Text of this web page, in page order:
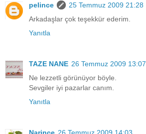
pelince
25 Temmuz 2009 21:28
Arkadaşlar çok teşekkür ederim.
Yanıtla
TAZE NANE 26 Temmuz 2009 13:07
Ne lezzetli görünüyor böyle.
Sevgiler iyi pazarlar canım.
Yanıtla